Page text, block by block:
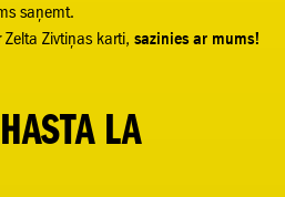
saņemt.
Zivtiņas karti, sazinies ar mums!
LA